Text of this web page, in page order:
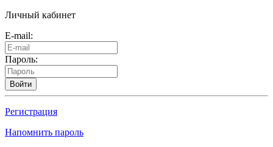
Личный кабинет
E-mail:
Пароль:
Войти
Регистрация
Напомнить пароль